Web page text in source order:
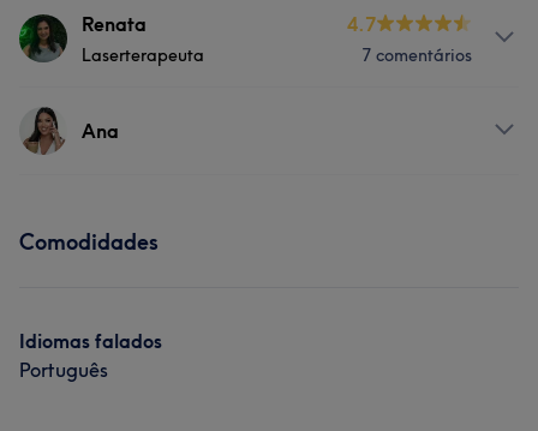
ServiçosRenata
Laserterapeuta
4.7
7 comentários
ServiçosAna
Comodidades
Idiomas falados
Português